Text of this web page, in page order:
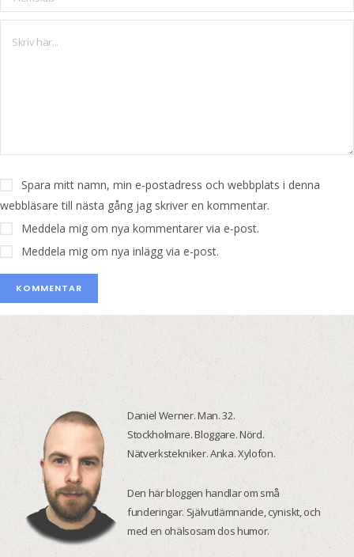
Spara mitt namn, min e-postadress och webbplats i denna
webbläsare till nästa gång jag skriver en kommentar.
Meddela mig om nya kommentarer via e-post.
Meddela mig om nya inlägg via e-post.
Daniel Werner. Man. 32.
Stockholmare. Bloggare. Nörd.
Nätverkstekniker. Anka. Xylofon.
Den här bloggen handlar om små
funderingar. Självutlämnande, cyniskt, och
med en ohälsosam dos humor.